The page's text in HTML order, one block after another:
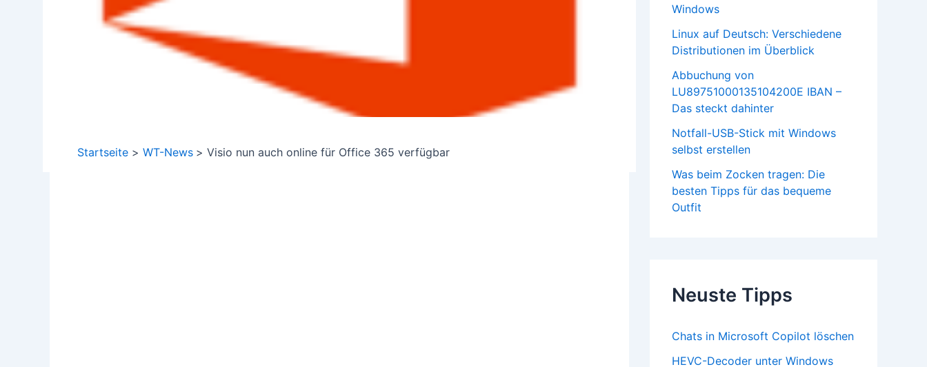
Startseite WT-News Visio nun auch online für Office 365 verfügbar
Windows
Linux auf Deutsch: Verschiedene
Distributionen im Überblick
Abbuchung von
LU89751000135104200E IBAN –
Das steckt dahinter
Notfall-USB-Stick mit Windows
selbst erstellen
Was beim Zocken tragen: Die
besten Tipps für das bequeme
Outfit
Neuste Tipps
Chats in Microsoft Copilot löschen
HEVC-Decoder unter Windows